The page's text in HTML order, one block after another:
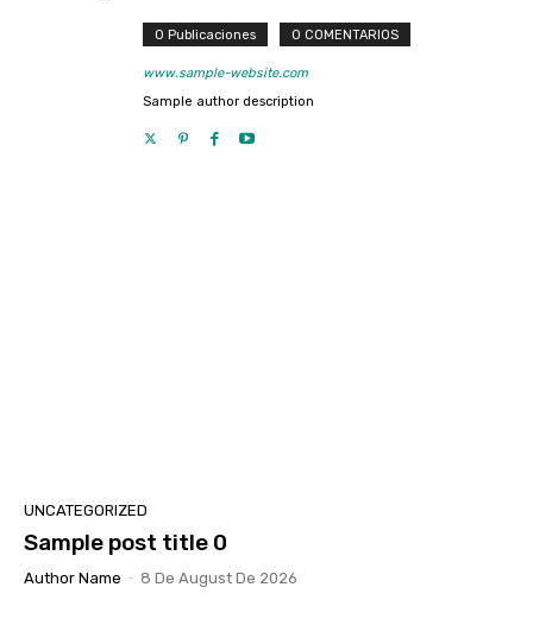
0 Publicaciones 0 COMENTARIOS
www.sample-website.com
Sample author description
UNCATEGORIZED
Sample post title 0
Author Name - 8 De August De 2026